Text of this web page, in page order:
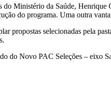
Ministério da Saúde, Henrique
do programa. Uma outra
propostas selecionadas pela
do Novo PAC Seleções – eixo